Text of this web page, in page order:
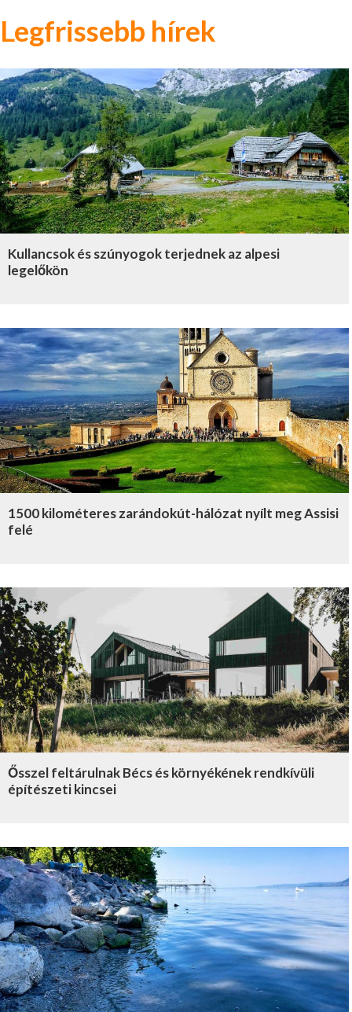
Legfrissebb hírek
Kullancsok és szúnyogok terjednek az alpesi
legelőkön
1500 kilométeres zarándokút-hálózat nyílt meg Assisi
felé
Ősszel feltárulnak Bécs és környékének rendkívüli
építészeti kincsei